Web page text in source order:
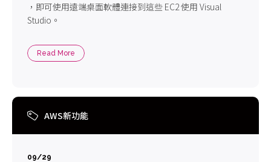
，即可使用遠端桌面軟體連接到這些 EC2 使用 Visual
Studio。
Read More
AWS新功能
09/29